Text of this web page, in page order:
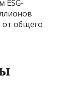
ESG-
от общего